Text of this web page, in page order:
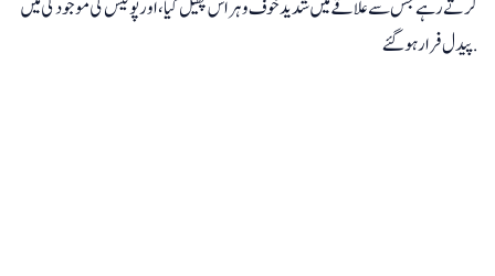
کرتے رہے جس سے علاقے میں شدید خوف و ہراس پھیل گیا، اور پولیس کی موجودگی میں
پیدل فرار ہوگئے .